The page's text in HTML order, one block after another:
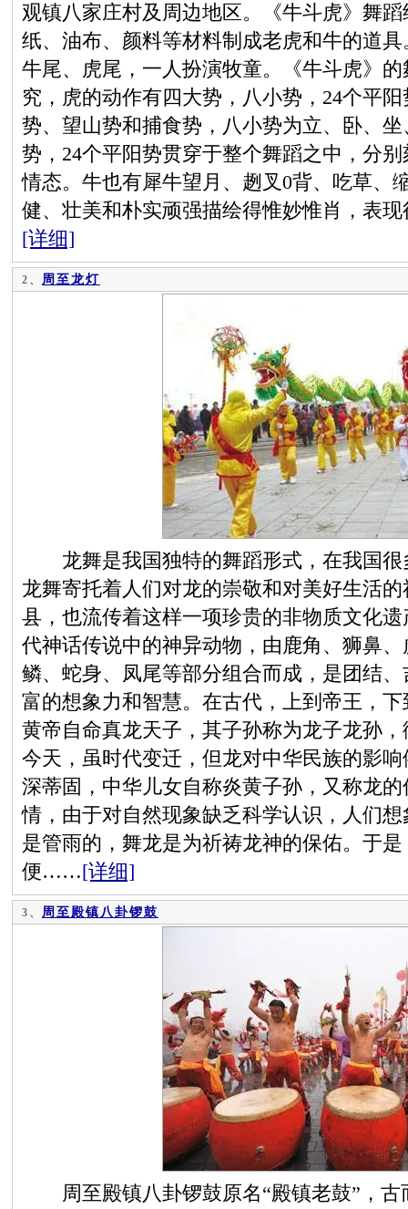
观镇八家庄村及周边地区。《牛斗虎》舞
纸、油布、颜料等材料制成老虎和牛的道
牛尾、虎尾，一人扮演牧童。《牛斗虎》
究，虎的动作有四大势，八小势，24个平
势、望山势和捕食势，八小势为立、卧、
势，24个平阳势贯穿于整个舞蹈之中，分
情态。牛也有犀牛望月、趔叉0背、吃草、
健、壮美和朴实顽强描绘得惟妙惟肖，表
[详细]
2、 周至龙灯
龙舞是我国独特的舞蹈形式，在我国很
龙舞寄托着人们对龙的崇敬和对美好生活
县，也流传着这样一项珍贵的非物质文化
代神话传说中的神异动物，由鹿角、狮鼻
鳞、蛇身、凤尾等部分组合而成，是团结
富的想象力和智慧。在古代，上到帝王，
黄帝自命真龙天子，其子孙称为龙子龙孙
今天，虽时代变迁，但龙对中华民族的影
深蒂固，中华儿女自称炎黄子孙，又称龙
情，由于对自然现象缺乏科学认识，人们
是管雨的，舞龙是为祈祷龙神的保佑。于
便……[详细]
3、 周至殿镇八卦锣鼓
周至殿镇八卦锣鼓原名“殿镇老鼓”，古